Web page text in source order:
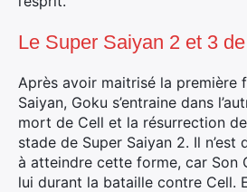
Le Super Saiyan 2 et 3
Après avoir maitrisé la première
Saiyan, Goku s’entraine dans
mort de Cell et la résurrection
stade de Super Saiyan 2. Il n’est
à atteindre cette forme, car Son
lui durant la bataille contre Cell.